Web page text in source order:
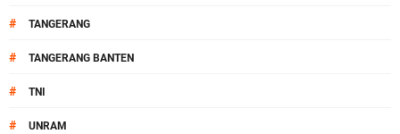
# TANGERANG
# TANGERANG BANTEN
# TNI
# UNRAM